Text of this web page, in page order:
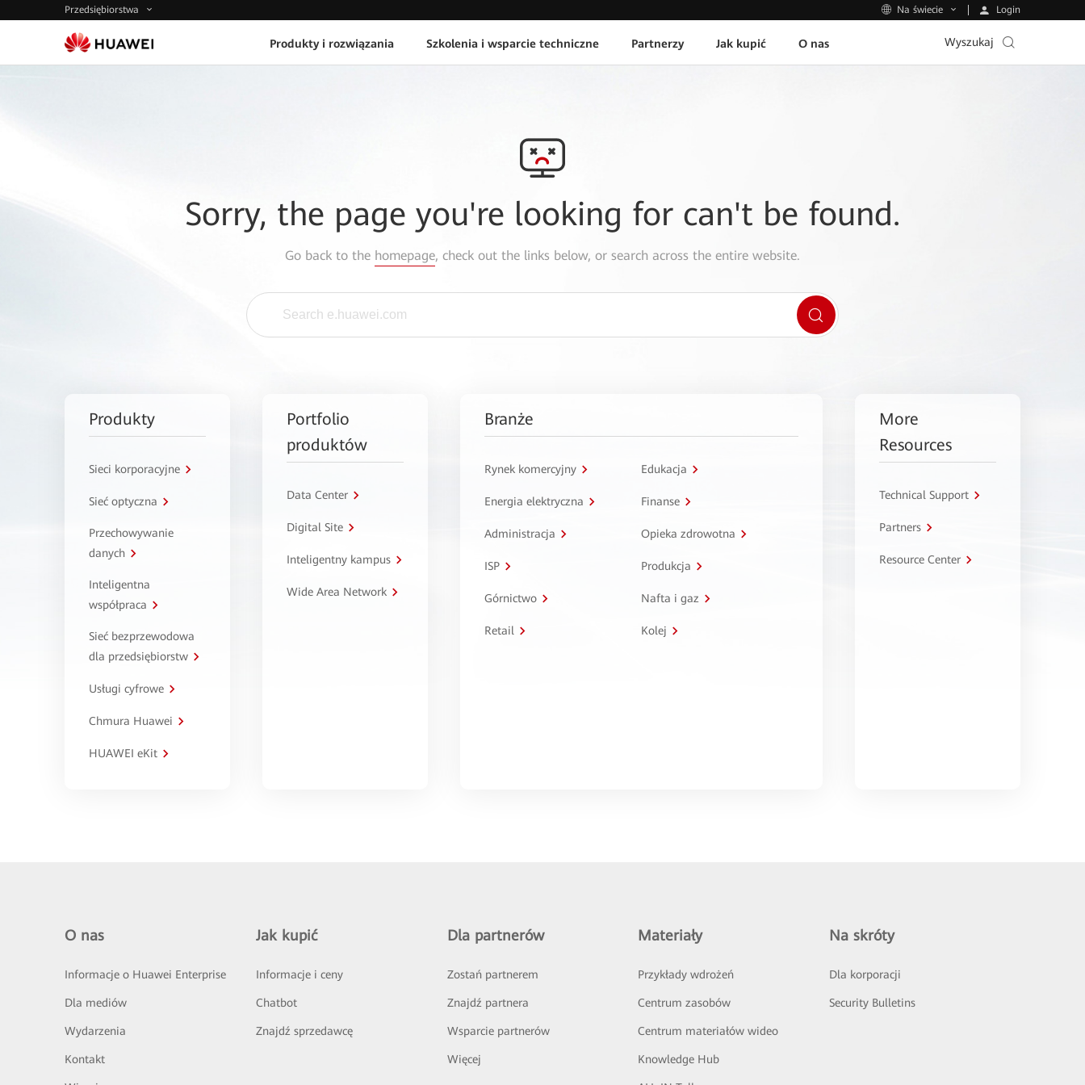
Przedsiębiorstwa Na świecie Login
Produkty i rozwiązania Szkolenia i wsparcie techniczne Partnerzy Jak kupić O nas Wyszukaj
Sorry, the page you're looking for can't be found.
Go back to the homepage, check out the links below, or search across the entire website.
Produkty
Sieci korporacyjne
Sieć optyczna
Przechowywanie
danych
Inteligentna
współpraca
Sieć bezprzewodowa
dla przedsiębiorstw
Usługi cyfrowe
Chmura Huawei
HUAWEI eKit
Portfolio
produktów
Data Center
Digital Site
Inteligentny kampus
Wide Area Network
Branże
Rynek komercyjny Edukacja
Energia elektryczna Finanse
Administracja Opieka zdrowotna
ISP Produkcja
Górnictwo Nafta i gaz
Retail Kolej
More
Resources
Technical Support
Partners
Resource Center
O nas
Informacje o Huawei Enterprise
Dla mediów
Wydarzenia
Kontakt
Jak kupić
Informacje i ceny
Chatbot
Znajdź sprzedawcę
Dla partnerów
Zostań partnerem
Znajdź partnera
Wsparcie partnerów
Więcej
Materiały
Przykłady wdrożeń
Centrum zasobów
Centrum materiałów wideo
Knowledge Hub
Na skróty
Dla korporacji
Security Bulletins